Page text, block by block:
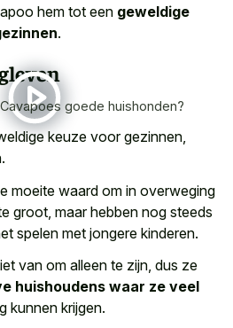
hem tot een geweldige
.
goede huishonden?
keuze voor gezinnen,
moeite waard om in overweging
groot, maar hebben nog steeds
spelen met jongere kinderen.
van om alleen te zijn, dus ze
huishoudens waar ze veel
kunnen krijgen.